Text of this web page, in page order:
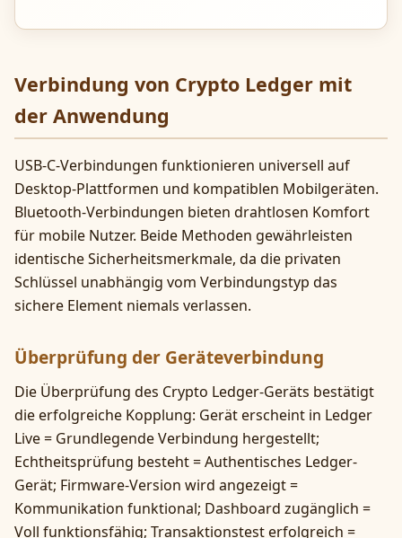
Verbindung von Crypto Ledger mit
der Anwendung
USB-C-Verbindungen funktionieren universell auf
Desktop-Plattformen und kompatiblen Mobilgeräten.
Bluetooth-Verbindungen bieten drahtlosen Komfort
für mobile Nutzer. Beide Methoden gewährleisten
identische Sicherheitsmerkmale, da die privaten
Schlüssel unabhängig vom Verbindungstyp das
sichere Element niemals verlassen.
Überprüfung der Geräteverbindung
Die Überprüfung des Crypto Ledger-Geräts bestätigt
die erfolgreiche Kopplung: Gerät erscheint in Ledger
Live = Grundlegende Verbindung hergestellt;
Echtheitsprüfung besteht = Authentisches Ledger-
Gerät; Firmware-Version wird angezeigt =
Kommunikation funktional; Dashboard zugänglich =
Voll funktionsfähig; Transaktionstest erfolgreich =